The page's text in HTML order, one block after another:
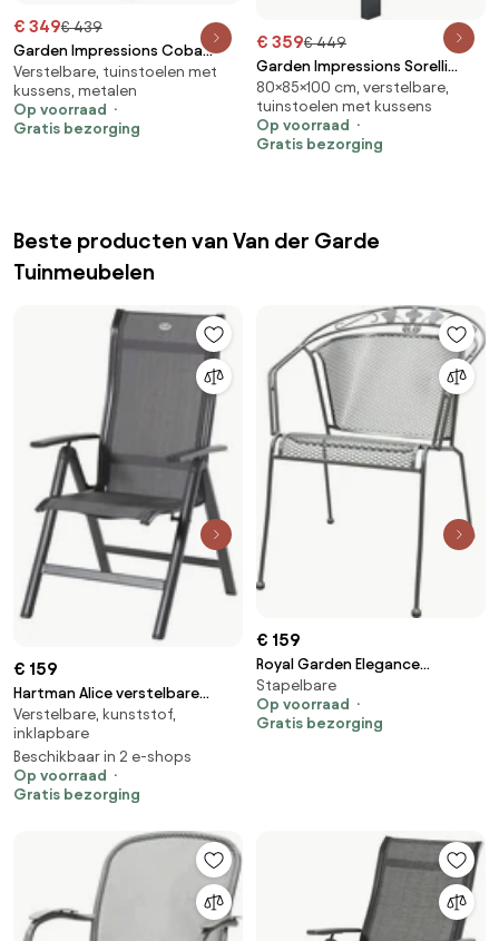
€ 349€ 439
Garden Impressions Coba
loungestoel - desert sand
Verstelbare, tuinstoelen met
kussens, metalen
Op voorraad
Gratis bezorging
€ 359€ 449
Garden Impressions Sorelli
loungestoel - donker grijs
80×85×100 cm, verstelbare,
tuinstoelen met kussens
Op voorraad
Gratis bezorging
Beste producten van Van der Garde
Tuinmeubelen
€ 159
Hartman Alice verstelbare
tuinstoel - Xerix
Verstelbare, kunststof,
inklapbare
Beschikbaar in 2 e-shops
Op voorraad
Gratis bezorging
€ 159
Royal Garden Elegance
strekmetaal stapelbare
tuinstoel - Antraciet
Stapelbare
Op voorraad
Gratis bezorging